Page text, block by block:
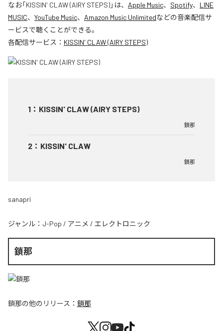
なお「KISSIN' CLAW (AIRY STEPS)」は、 Apple Music、 Spotify、 LINE
MUSIC、 YouTube Music、 Amazon Music Unlimitedなどの音楽配信サ
ービスで聴くことができる。
各配信サービス： KISSIN' CLAW (AIRY STEPS)
1 ： KISSIN' CLAW (AIRY STEPS)
鎖那
2 ： KISSIN' CLAW
鎖那
sanapri
ジャンル： J-Pop / アニメ / エレクトロニック
鎖那
鎖那の他のリリース： 鎖那